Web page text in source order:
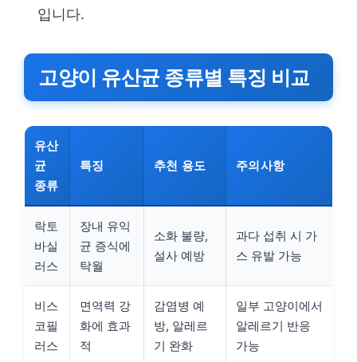
입니다.
고양이 유산균 종류별 특징 비교
유산
균
종류
특징 추천 용도 주의사항
락토
바실
러스
장내 유익
균 증식에
탁월
소화 불량,
설사 예방
과다 섭취 시 가
스 유발 가능
비스
코필
러스
면역력 강
화에 효과
적
감염병 예
방, 알레르
기 완화
일부 고양이에서
알레르기 반응
가능